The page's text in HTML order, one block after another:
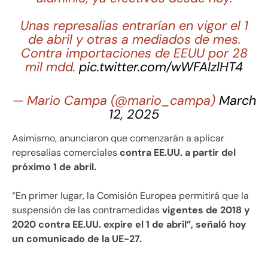
Unas represalias entrarían en vigor el 1
de abril y otras a mediados de mes.
Contra importaciones de EEUU por 28
mil mdd. pic.twitter.com/wWFAIzlHT4
— Mario Campa (@mario_campa) March
12, 2025
Asimismo, anunciaron que comenzarán a aplicar
represalias comercialescontra EE.UU. a partir del
próximo 1 de abril.
“En primer lugar, la Comisión Europea permitirá que la
suspensión de las contramedidasvigentes de 2018 y
2020 contra EE.UU. expire el 1 de abril”, señaló hoy
un comunicado de la UE-27.